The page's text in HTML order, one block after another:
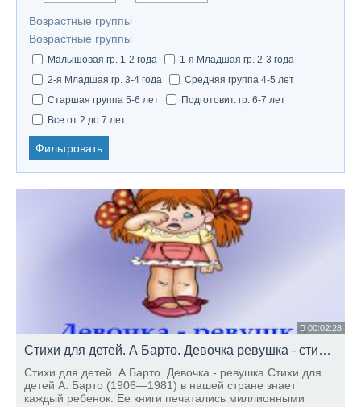
Возрастные группы
Возрастные группы
Малышовая гр. 1-2 года
1-я Младшая гр. 2-3 года
2-я Младшая гр. 3-4 года
Средняя группа 4-5 лет
Старшая группа 5-6 лет
Подготовит. гр. 6-7 лет
Все от 2 до 7 лет
Фильтровать
00:02:28
Стихи для детей. А Барто. Девочка ревушка - стихи для детей
Стихи для детей. А Барто. Девочка - ревушка.Стихи для
детей А. Барто (1906—1981) в нашей стране знает
каждый ребенок. Ее книги печатались миллионными